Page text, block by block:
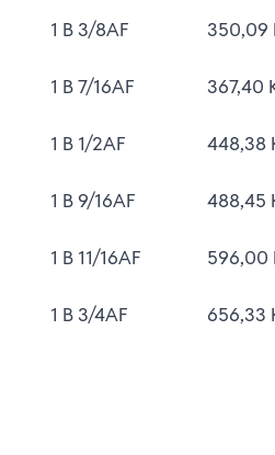
1 B 3/8AF 350,09
1 B 7/16AF 367,40
1 B 1/2AF 448,38
1 B 9/16AF 488,45
1 B 11/16AF 596,00
1 B 3/4AF 656,33